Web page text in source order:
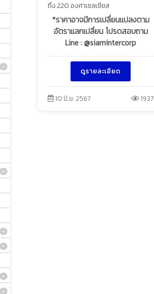
ถึง 220 องศาเซลเซียส
*ราคาอาจมีการเปลี่ยนแปลงตาม
อัตราแลกเปลี่ยน โปรดสอบถาม
Line : @siamintercorp
ดูรายละเอียด
10 มิ.ย. 2567 1937